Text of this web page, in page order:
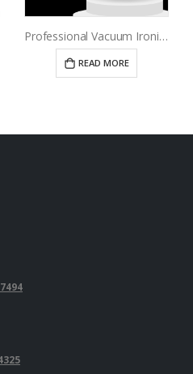
Professional Vacuum Ironing Table
READ MORE